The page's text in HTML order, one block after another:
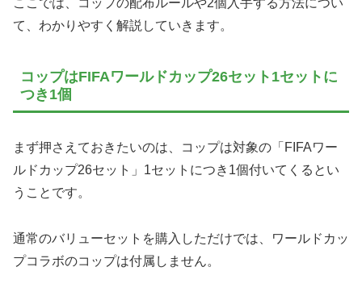
て、わかりやすく解説していきます。
コップはFIFAワールドカップ26セット1セットに
つき1個
まず押さえておきたいのは、コップは対象の「FIFAワー
ルドカップ26セット」1セットにつき1個付いてくるとい
うことです。
通常のバリューセットを購入しただけでは、ワールドカッ
プコラボのコップは付属しません。